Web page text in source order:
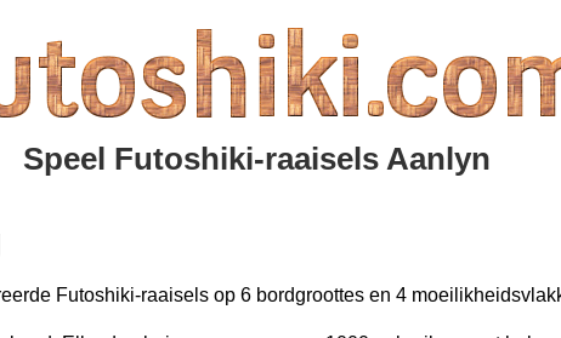
Speel Futoshiki-raaisels Aanlyn
Futoshiki-raaisels op 6 bordgroottes en 4